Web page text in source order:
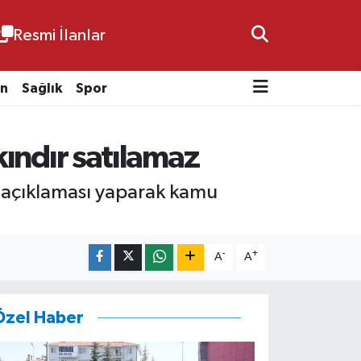
Resmi İlanlar
Sağlık Spor
satılamaz
yaparak kamu
A- A+
Haber